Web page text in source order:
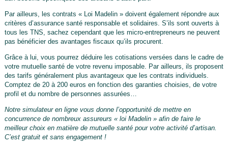
Par ailleurs, les contrats « Loi Madelin » doivent également répondre aux
critères d’assurance santé responsable et solidaires. S’ils sont ouverts à
tous les TNS, sachez cependant que les micro-entrepreneurs ne peuvent
pas bénéficier des avantages fiscaux qu’ils procurent.
Grâce à lui, vous pourrez déduire les cotisations versées dans le cadre de
votre mutuelle santé de votre revenu imposable. Par ailleurs, ils proposent
des tarifs généralement plus avantageux que les contrats individuels.
Comptez de 20 à 200 euros en fonction des garanties choisies, de votre
profil et du nombre de personnes assurées…
Notre simulateur en ligne vous donne l’opportunité de mettre en
concurrence de nombreux assureurs « loi Madelin » afin de faire le
meilleur choix en matière de mutuelle santé pour votre activité d’artisan.
C’est gratuit et sans engagement !